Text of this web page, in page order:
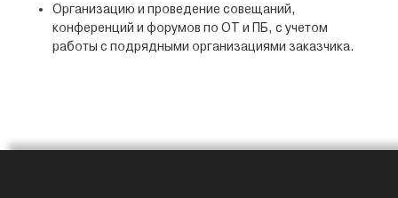
Организацию и проведение совещаний,
конференций и форумов по ОТ и ПБ, с учетом
работы с подрядными организациями заказчика.